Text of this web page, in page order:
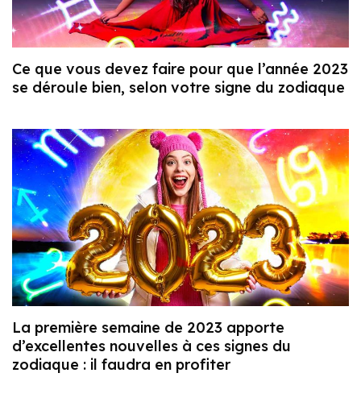
Ce que vous devez faire pour que l’année 2023
se déroule bien, selon votre signe du zodiaque
La première semaine de 2023 apporte
d’excellentes nouvelles à ces signes du
zodiaque : il faudra en profiter